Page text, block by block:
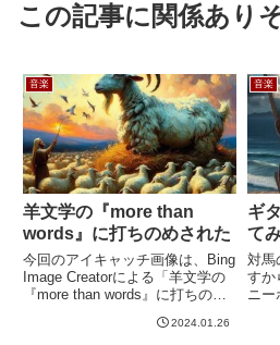
この記事に関係あり
音楽
羊文学の『more than
words』に打ちのめされた
今回のアイキャッチ画像は、Bing
Image Creatorによる「羊文学の
『more than words』に打ちのめ
が羊の物量作戦に圧倒されてると
2024.01.26
音楽
ギ
て
対馬
すか
ニー
う